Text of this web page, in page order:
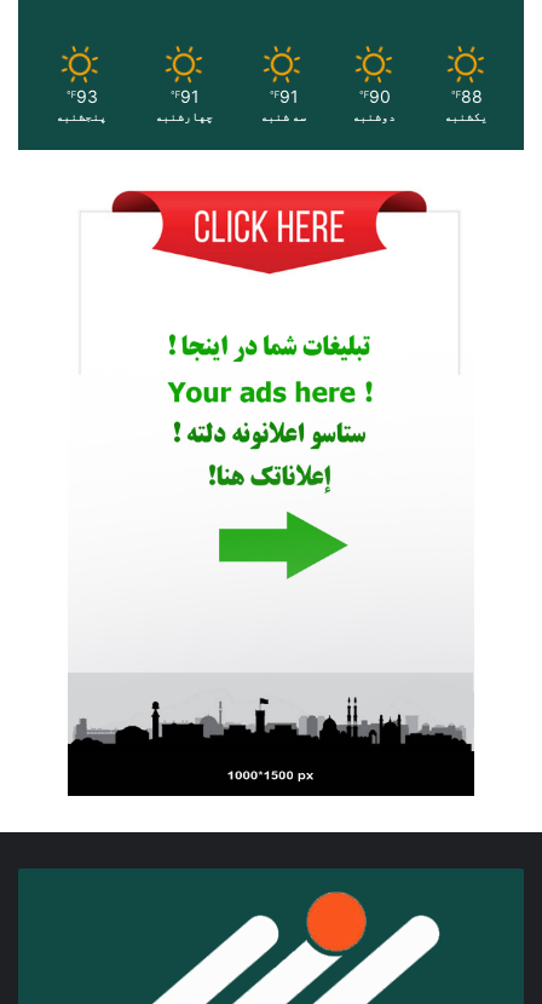
88
℉
یکشنبه
90
℉
دوشنبه
91
℉
سه شنبه
91
℉
چهارشنبه
93
℉
پنجشنبه